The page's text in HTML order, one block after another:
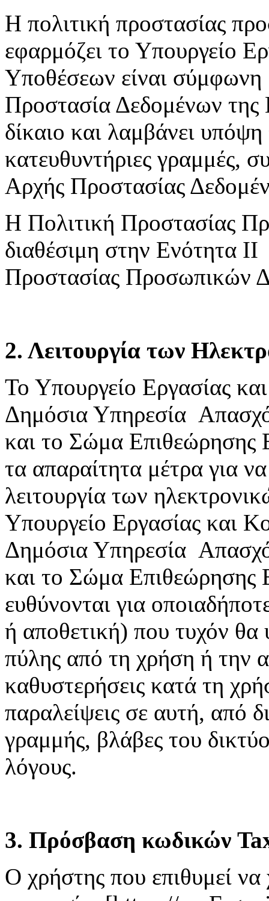
Η πολιτική προστασίας
εφαρμόζει το Υπουργείο
Υποθέσεων είναι σύμφωνη
Προστασία Δεδομένων
δίκαιο και λαμβάνει υπόψη
κατευθυντήριες γραμμές,
Αρχής Προστασίας
Η Πολιτική Προστασίας
διαθέσιμη στην Ενότητα
Προστασίας Προσωπικών
2. Λειτουργία των
Το Υπουργείο Εργασίας
Δημόσια Υπηρεσία
και το Σώμα
τα απαραίτητα μέτρα για
λειτουργία των
Υπουργείο Εργασίας και
Δημόσια Υπηρεσία
και το Σώμα Επιθεώρησης
ευθύνονται για
ή αποθετική) που τυχόν θα
πύλης από τη χρήση ή την
καθυστερήσεις κατά τη
παραλείψεις σε αυτή, από
γραμμής, βλάβες του
λόγους.
3. Πρόσβαση κωδικών
Ο χρήστης που επιθυμεί να